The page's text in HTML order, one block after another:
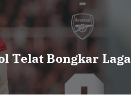
Telat Bongkar Laga